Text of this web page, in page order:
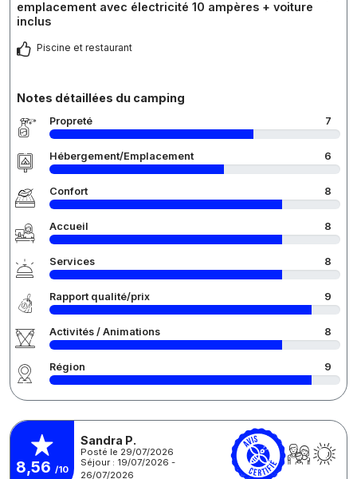
emplacement avec électricité 10 ampères + voiture
inclus
Piscine et restaurant
Notes détaillées du camping
Propreté 7
Hébergement/Emplacement 6
Confort 8
Accueil 8
Services 8
Rapport qualité/prix 9
Activités / Animations 8
Région 9
8,56 /10
Sandra P.
Posté le 29/07/2026
Séjour : 19/07/2026 -
26/07/2026